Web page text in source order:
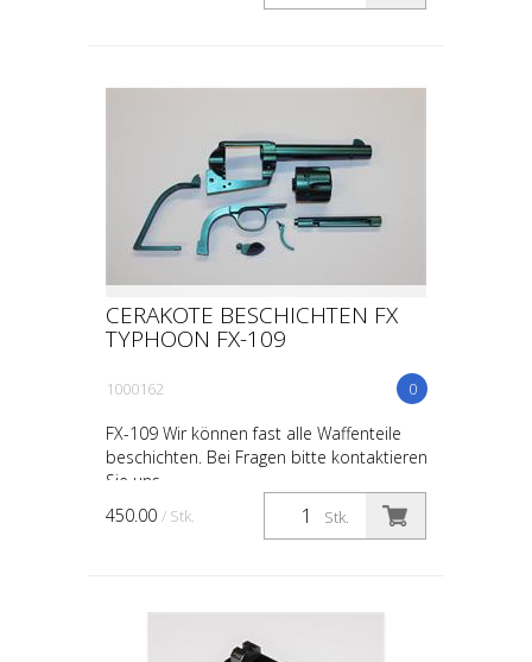
CERAKOTE BESCHICHTEN FX
TYPHOON FX-109
0
1000162
FX-109 Wir können fast alle Waffenteile
beschichten. Bei Fragen bitte kontaktieren
Sie uns.
Stk.
450.00 / Stk.